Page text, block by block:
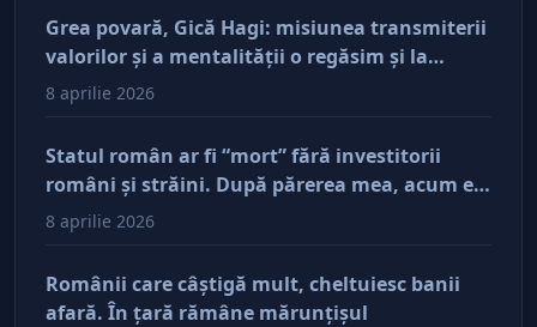
Grea povară, Gică Hagi: misiunea transmiterii
valorilor şi a mentalităţii o regăsim şi la
antreprenorii care vor să-și lase moştenire
8 aprilie 2026
Statul român ar fi “mort” fără investitorii
români şi străini. După părerea mea, acum e
doar pe perfuzii şi încă nu face diferenţa între
8 aprilie 2026
Românii care câştigă mult, cheltuiesc banii
afară. În ţară rămâne mărunţişul